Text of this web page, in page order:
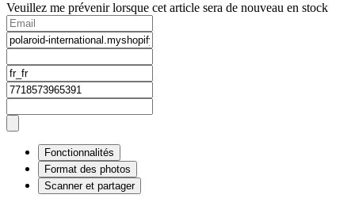
Veuillez me prévenir lorsque cet article sera de nouveau en stock
Fonctionnalités
Format des photos
Scanner et partager